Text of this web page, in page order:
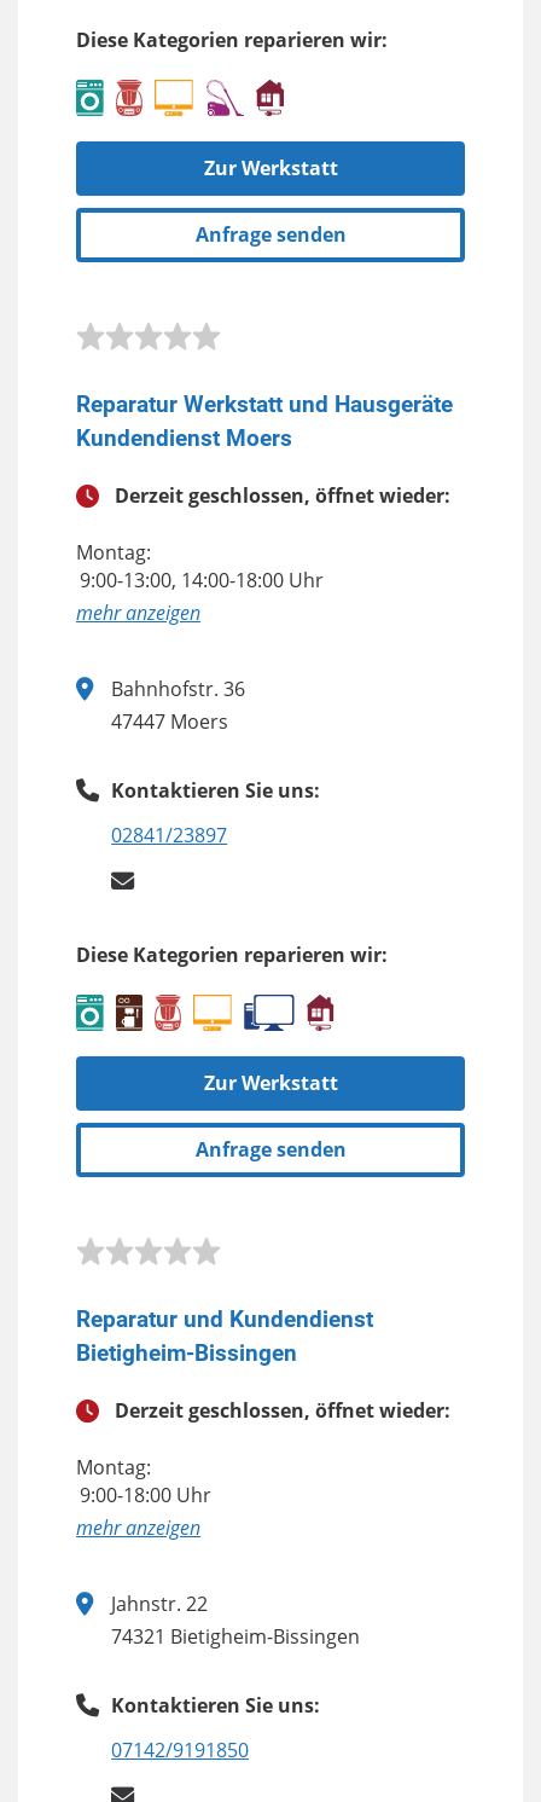
Diese Kategorien reparieren wir:
Zur Werkstatt
Anfrage senden
Reparatur Werkstatt und Hausgeräte
Kundendienst Moers
Derzeit geschlossen, öffnet wieder:
Montag:
9:00-13:00, 14:00-18:00 Uhr
anzeigen
Bahnhofstr. 36
47447 Moers
Kontaktieren Sie uns:
02841/23897
Diese Kategorien reparieren wir:
Zur Werkstatt
Anfrage senden
Reparatur und Kundendienst
Bietigheim-Bissingen
Derzeit geschlossen, öffnet wieder:
Montag:
9:00-18:00 Uhr
anzeigen
Jahnstr. 22
74321 Bietigheim-Bissingen
Kontaktieren Sie uns:
07142/9191850